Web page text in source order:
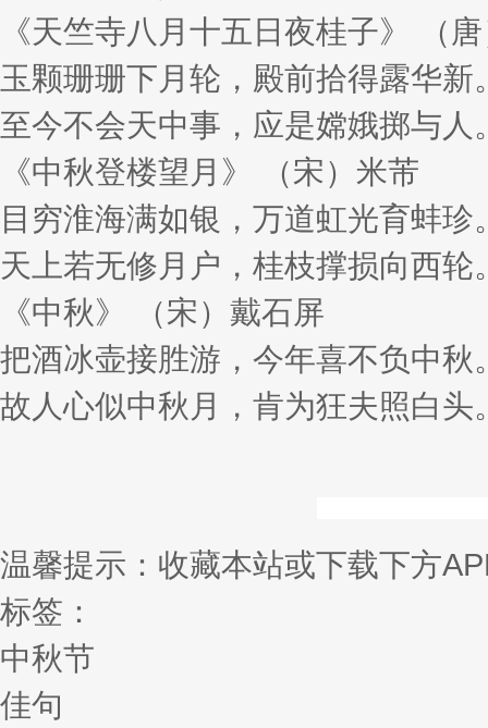
《天竺寺八月十五日夜桂子》 （
玉颗珊珊下月轮，殿前拾得露华新
至今不会天中事，应是嫦娥掷与人
《中秋登楼望月》 （宋）米芾
目穷淮海满如银，万道虹光育蚌珍
天上若无修月户，桂枝撑损向西轮
《中秋》 （宋）戴石屏
把酒冰壶接胜游，今年喜不负中秋
故人心似中秋月，肯为狂夫照白头
温馨提示：收藏本站或下载下方
标签：
中秋节
佳句